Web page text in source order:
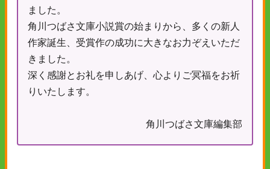
ました。
角川つばさ文庫小説賞の始まりから、多くの新人
作家誕生、受賞作の成功に大きなお力ぞえいただ
きました。
深く感謝とお礼を申しあげ、心よりご冥福をお祈
りいたします。
角川つばさ文庫編集部